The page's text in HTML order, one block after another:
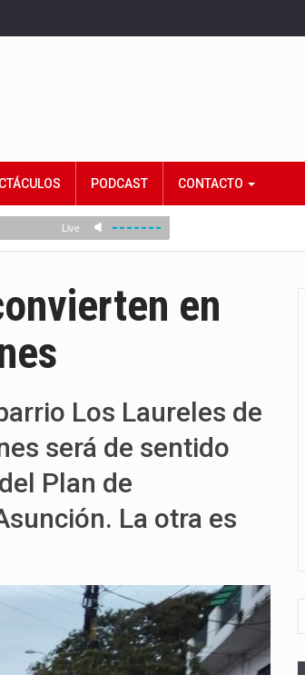
PODCAST CONTACTO
en
Los Laureles de
será de sentido
Plan de
La otra es